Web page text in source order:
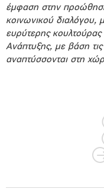
έμφαση στην
κοινωνικού διαλόγου,
ευρύτερης κουλτούρας
Ανάπτυξης, με βάση
αναπτύσσονται στη